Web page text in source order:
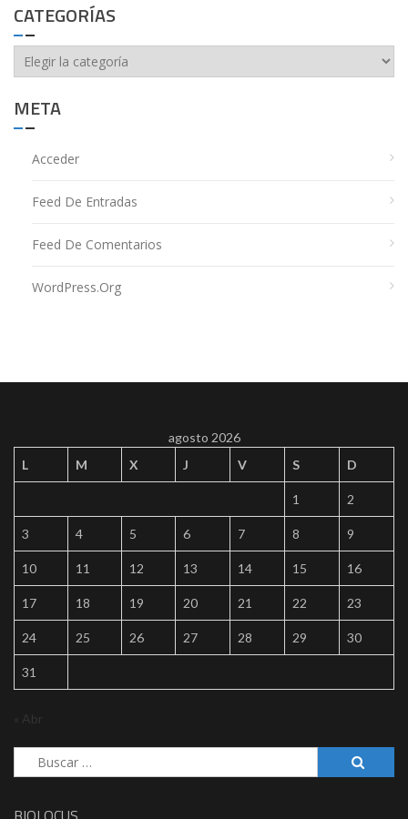
CATEGORÍAS
Categorías
META
Acceder
Feed De Entradas
Feed De Comentarios
WordPress.org
agosto 2026
L
M X J V S D
1 2
3 4 5 6 7 8 9
10 11 12 13 14 15 16
17 18 19 20 21 22 23
24 25 26 27 28 29 30
31
« Abr
Buscar: